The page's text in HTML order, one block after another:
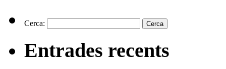
Cerca:
Entrades recents